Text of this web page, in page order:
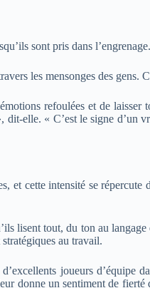
sont pris dans
les mensonges des gens.
refoulées et de
elle. « C’est le signe
et cette intensité se
lisent tout, du ton au
au travail.
joueurs
donne un sentiment de